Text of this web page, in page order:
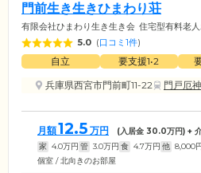
門前生き生きひまわり荘
有限会社ひまわり生き生き会 住宅型有料老
5.0 (口コミ1件)
自立 要支援1•2
兵庫県西宮市門前町11-22
門戸厄
月額12.5 万円 (入居金 30.0万円) +
家 4.0万円 管 3.0万円 食 4.7万円 他 8,000
個室 / 北向きのお部屋